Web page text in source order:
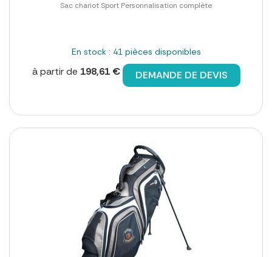
Sac chariot Sport Personnalisation complète
En stock : 41 pièces disponibles
à partir de 198,61 € DEMANDE DE DEVIS